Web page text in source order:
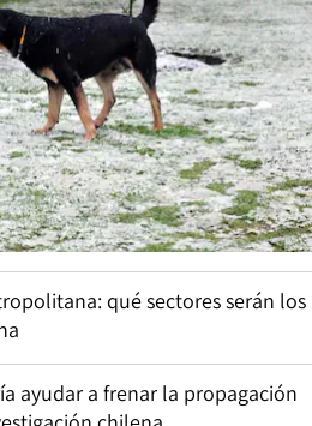
qué sectores serán los
ayudar a frenar la propagación